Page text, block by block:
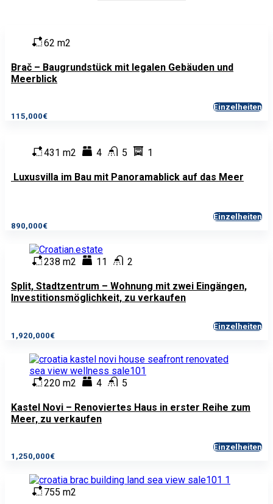
62 m2
Brač – Baugrundstück mit legalen Gebäuden und
Meerblick
115,000€
Einzelheiten
431 m2 4 5 1
Luxusvilla im Bau mit Panoramablick auf das Meer
890,000€
Einzelheiten
238 m2 11 2
Split, Stadtzentrum – Wohnung mit zwei Eingängen,
Investitionsmöglichkeit, zu verkaufen
1,920,000€
Einzelheiten
220 m2 4 5
Kastel Novi – Renoviertes Haus in erster Reihe zum
Meer, zu verkaufen
1,250,000€
Einzelheiten
755 m2